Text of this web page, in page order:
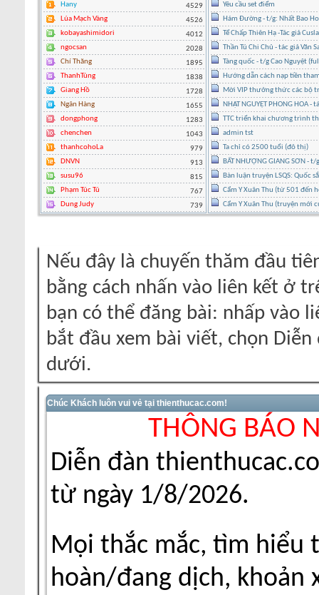
4529
Hany
4526
Lúa Mạch Vàng
4012
kobayashimidori
2028
ngocsan
1895
Chí Thăng
1838
ThanhTùng
1728
Giang Hồ
1655
Ngân Hàng
1283
dongphong
1043
chenchen
979
thanhcohoLa
913
DNVN
815
susu96
767
Phạm Túc Tú
739
Dung Judy
Yêu cầu set điểm
Hám Đường - t/g: Nhất Bao
Tể Chấp Thiên Hạ -Tác giả
Thần Tú Chi Chủ - tác giả Văn
Tàng quốc - t/g Cao Nguyệt
Hướng dẫn cách nạp tiền
Mời VIP thưởng thức các bộ
NHẬT NGUYỆT PHONG HOA
TTC triển khai chương trình
admin tst
Ta chỉ có 2500 tuổi (đô thị)
BẤT NHƯỢNG GIANG SƠN - t/
Bàn luận truyện LSQS: Quốc
Cẩm Y Xuân Thu (từ 501 đến
Cẩm Y Xuân Thu (truyện mới
Nếu đây là chuyến thăm đầu
bằng cách nhấn vào liên kết ở
bạn có thể đăng bài: nhấp vào
bắt đầu xem bài viết, chọn
dưới.
Chúc Khách luôn vui vẻ tại thienthucac.com!
THÔNG BÁO
Diễn đàn
từ ngày 1/8/2026.
Mọi thắc mắc, tìm hiểu
hoàn/đang dịch, khoản